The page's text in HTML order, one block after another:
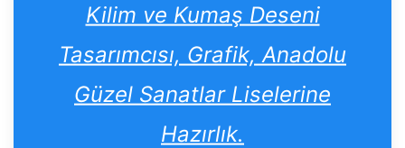
Kilim ve Kumaş Deseni
Tasarımcısı, Grafik, Anadolu
Güzel Sanatlar Liselerine
Hazırlık.